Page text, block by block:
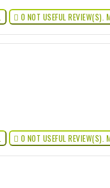
 0 NOT USEFUL REVIEW(S).
 0 NOT USEFUL REVIEW(S).